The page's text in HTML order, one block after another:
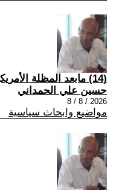
(14) مابعد المظلة الأمريكية
حسين علي الحمداني
2026 / 8 / 8
مواضيع وابحاث سياسية